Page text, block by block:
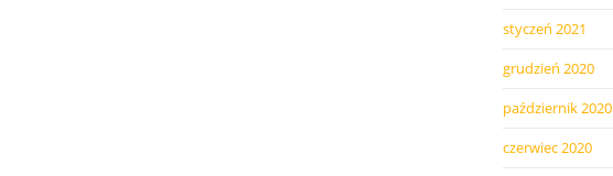
styczeń 2021
grudzień 2020
październik 2020
czerwiec 2020